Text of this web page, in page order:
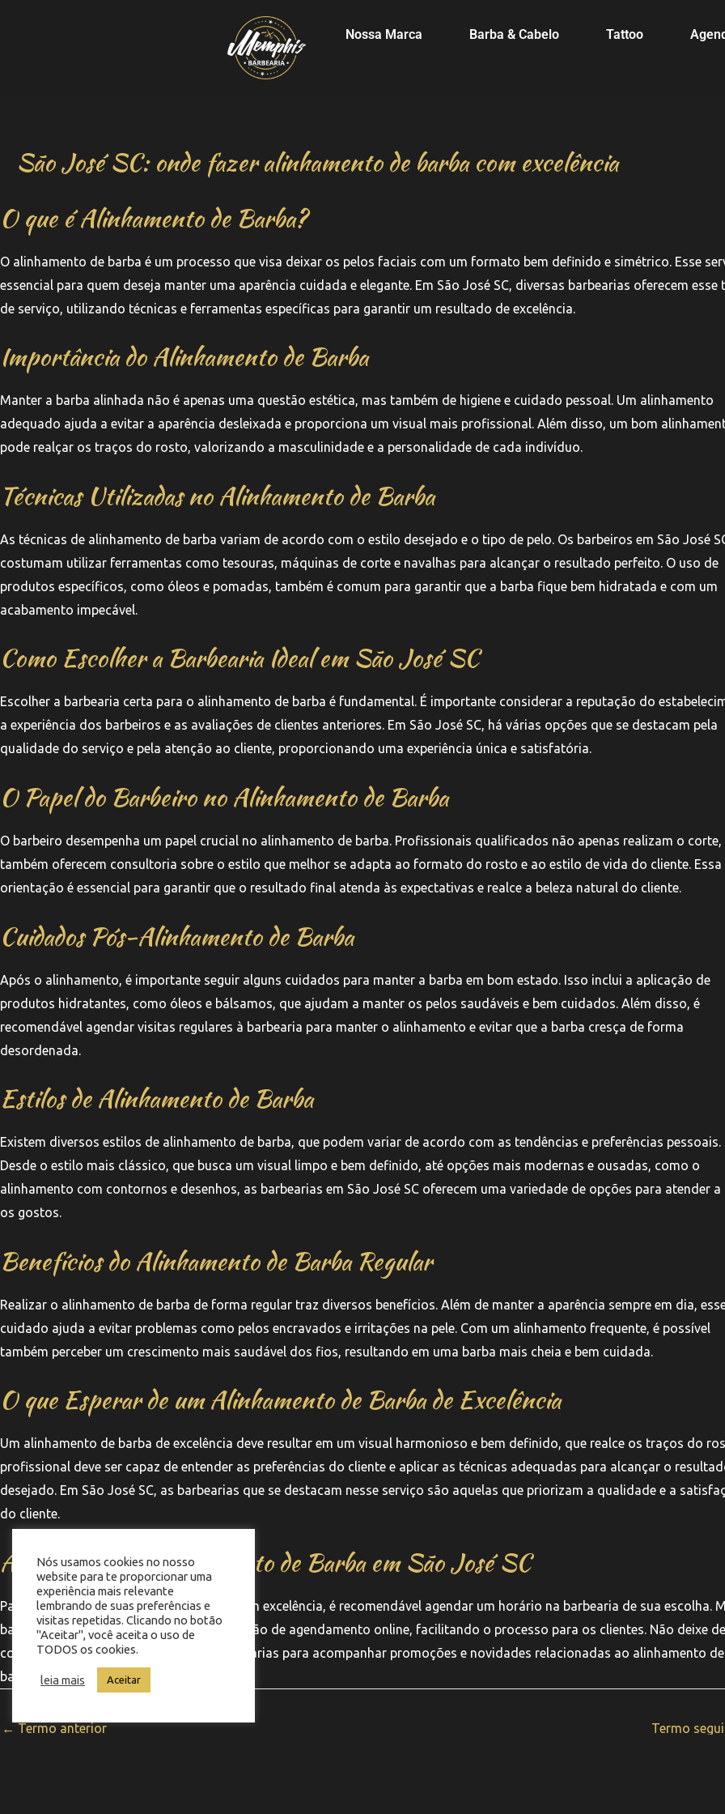
Nossa Marca Barba & Cabelo Tattoo
São José SC: onde fazer alinhamento de barba com excelência
O que é Alinhamento de Barba?
O alinhamento de barba é um processo que visa deixar os pelos faciais com um formato bem definido e simétrico. Esse
essencial para quem deseja manter uma aparência cuidada e elegante. Em São José SC, diversas barbearias oferecem esse
de serviço, utilizando técnicas e ferramentas específicas para garantir um resultado de excelência.
Importância do Alinhamento de Barba
Manter a barba alinhada não é apenas uma questão estética, mas também de higiene e cuidado pessoal. Um alinhamento
adequado ajuda a evitar a aparência desleixada e proporciona um visual mais profissional. Além disso, um bom
pode realçar os traços do rosto, valorizando a masculinidade e a personalidade de cada indivíduo.
Técnicas Utilizadas no Alinhamento de Barba
As técnicas de alinhamento de barba variam de acordo com o estilo desejado e o tipo de pelo. Os barbeiros em São José
costumam utilizar ferramentas como tesouras, máquinas de corte e navalhas para alcançar o resultado perfeito. O uso de
produtos específicos, como óleos e pomadas, também é comum para garantir que a barba fique bem hidratada e com um
acabamento impecável.
Como Escolher a Barbearia Ideal em São José SC
Escolher a barbearia certa para o alinhamento de barba é fundamental. É importante considerar a reputação do
a experiência dos barbeiros e as avaliações de clientes anteriores. Em São José SC, há várias opções que se destacam pela
qualidade do serviço e pela atenção ao cliente, proporcionando uma experiência única e satisfatória.
O Papel do Barbeiro no Alinhamento de Barba
O barbeiro desempenha um papel crucial no alinhamento de barba. Profissionais qualificados não apenas realizam o corte,
também oferecem consultoria sobre o estilo que melhor se adapta ao formato do rosto e ao estilo de vida do cliente. Essa
orientação é essencial para garantir que o resultado final atenda às expectativas e realce a beleza natural do cliente.
Cuidados Pós-Alinhamento de Barba
Após o alinhamento, é importante seguir alguns cuidados para manter a barba em bom estado. Isso inclui a aplicação de
produtos hidratantes, como óleos e bálsamos, que ajudam a manter os pelos saudáveis e bem cuidados. Além disso, é
recomendável agendar visitas regulares à barbearia para manter o alinhamento e evitar que a barba cresça de forma
desordenada.
Estilos de Alinhamento de Barba
Existem diversos estilos de alinhamento de barba, que podem variar de acordo com as tendências e preferências pessoais.
Desde o estilo mais clássico, que busca um visual limpo e bem definido, até opções mais modernas e ousadas, como o
alinhamento com contornos e desenhos, as barbearias em São José SC oferecem uma variedade de opções para atender
os gostos.
Benefícios do Alinhamento de Barba Regular
Realizar o alinhamento de barba de forma regular traz diversos benefícios. Além de manter a aparência sempre em dia,
cuidado ajuda a evitar problemas como pelos encravados e irritações na pele. Com um alinhamento frequente, é possível
também perceber um crescimento mais saudável dos fios, resultando em uma barba mais cheia e bem cuidada.
O que Esperar de um Alinhamento de Barba de Excelência
Um alinhamento de barba de excelência deve resultar em um visual harmonioso e bem definido, que realce os traços do
profissional deve ser capaz de entender as preferências do cliente e aplicar as técnicas adequadas para alcançar o
desejado. Em São José SC, as barbearias que se destacam nesse serviço são aquelas que priorizam a qualidade e a
do cliente.
Agendando seu Alinhamento de Barba em São José SC
Para garantir um alinhamento de barba com excelência, é recomendável agendar um horário na barbearia de sua escolha.
barbearias em São José SC oferecem a opção de agendamento online, facilitando o processo para os clientes. Não deixe de
conferir as redes sociais e o site das barbearias para acompanhar promoções e novidades relacionadas ao alinhamento de
barba.
← Termo anterior Termo
Nós usamos cookies no nosso
website para te proporcionar uma
experiência mais relevante
lembrando de suas preferências e
visitas repetidas. Clicando no botão
"Aceitar", você aceita o uso de
TODOS os cookies.
leia mais Aceitar